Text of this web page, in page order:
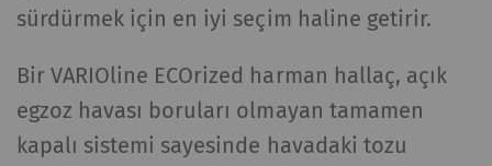
sürdürmek için en iyi seçim haline getirir.
Bir VARIOline ECOrized harman hallaç, açık
egzoz havası boruları olmayan tamamen
kapalı sistemi sayesinde havadaki tozu